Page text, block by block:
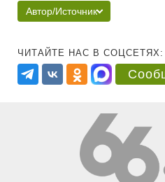
Автор/Источник
ЧИТАЙТЕ НАС В СОЦСЕТЯХ: